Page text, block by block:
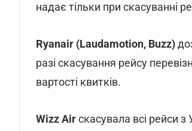
надає тільки при скасуванні
Ryanair (Laudamotion, Buzz)
разі скасування рейсу
вартості квитків.
Wizz Airскасувала всі рейси з